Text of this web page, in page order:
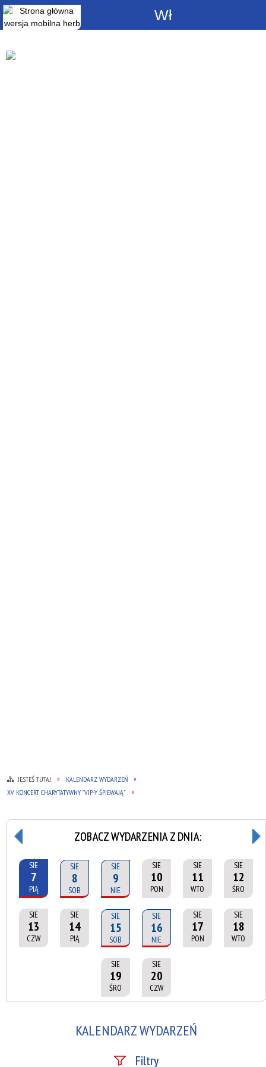
JESTEŚ TUTAJ
KALENDARZ WYDARZEŃ
XV KONCERT CHARYTATYWNY "VIP-Y ŚPIEWAJĄ"
ZOBACZ WYDARZENIA Z DNIA:
SIE
7
PIĄ
SIE
8
SOB
SIE
9
NIE
SIE
10
PON
SIE
11
WTO
SIE
12
ŚRO
SIE
13
CZW
SIE
14
PIĄ
SIE
15
SOB
SIE
16
NIE
SIE
17
PON
SIE
18
WTO
SIE
19
ŚRO
SIE
20
CZW
KALENDARZ WYDARZEŃ
Filtry
Włącz
powiadomienia